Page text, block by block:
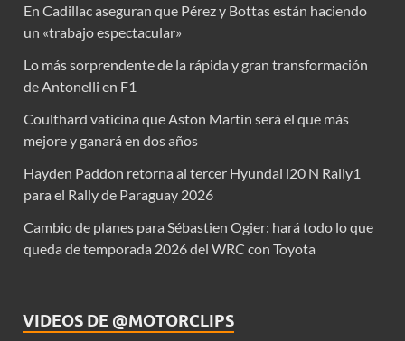
En Cadillac aseguran que Pérez y Bottas están haciendo
un «trabajo espectacular»
Lo más sorprendente de la rápida y gran transformación
de Antonelli en F1
Coulthard vaticina que Aston Martin será el que más
mejore y ganará en dos años
Hayden Paddon retorna al tercer Hyundai i20 N Rally1
para el Rally de Paraguay 2026
Cambio de planes para Sébastien Ogier: hará todo lo que
queda de temporada 2026 del WRC con Toyota
VIDEOS DE @MOTORCLIPS